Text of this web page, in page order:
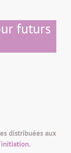
futurs
distribuées aux
.